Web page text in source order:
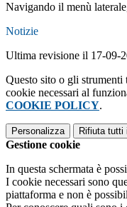
Navigando il menù
Notizie
Ultima revisione il 17-09-
Questo sito o gli
cookie necessari al
COOKIE POLICY.
Personalizza Rifiuta tutti
Gestione cookie
In questa schermata è
I cookie necessari sono
piattaforma e non è